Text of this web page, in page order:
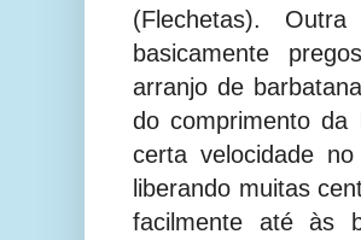
(Flechetas).
basicamente
arranjo de
do comprimento da
certa velocidade
liberando muitas
facilmente até às